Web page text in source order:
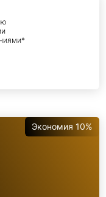
Экономия 10%